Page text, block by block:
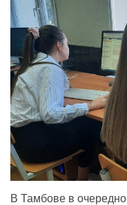
В Тамбове в